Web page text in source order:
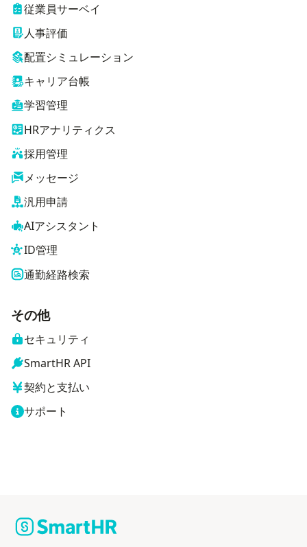
従業員サーベイ
人事評価
配置シミュレーション
キャリア台帳
学習管理
HRアナリティクス
採用管理
メッセージ
汎用申請
AIアシスタント
ID管理
通勤経路検索
その他
セキュリティ
SmartHR API
契約と支払い
サポート